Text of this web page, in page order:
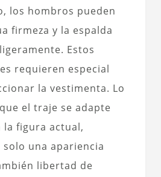
los hombros pueden
firmeza y la espalda
Estos
requieren especial
la vestimenta. Lo
el traje se adapte
la figura actual,
una apariencia
libertad de